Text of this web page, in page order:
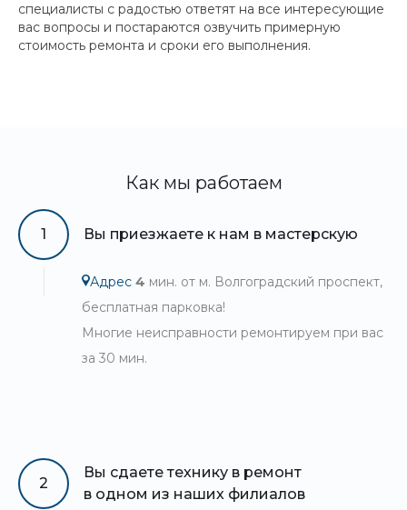
специалисты с радостью ответят на все интересующие
вас вопросы и постараются озвучить примерную
стоимость ремонта и сроки его выполнения.
Как мы работаем
1 Вы приезжаете к нам в мастерскую
Адрес 4 мин. от м. Волгоградский проспект,
бесплатная парковка!
Многие неисправности ремонтируем при вас
за 30 мин.
2
Вы сдаете технику в ремонт
в одном из наших филиалов